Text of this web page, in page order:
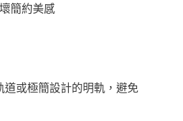
簡約美感
道或極簡設計的明軌，避免